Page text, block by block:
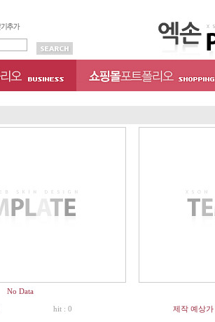
No Data
hit : 0 제작 예상가